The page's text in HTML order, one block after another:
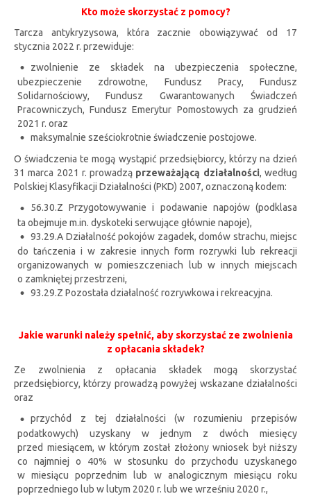
Kto może skorzystać z pomocy?
Tarcza antykryzysowa, która zacznie obowiązywać od 17
stycznia 2022 r. przewiduje:
zwolnienie ze składek na ubezpieczenia społeczne,
ubezpieczenie zdrowotne, Fundusz Pracy, Fundusz
Solidarnościowy, Fundusz Gwarantowanych Świadczeń
Pracowniczych, Fundusz Emerytur Pomostowych za grudzień
2021 r. oraz
maksymalnie sześciokrotnie świadczenie postojowe.
O świadczenia te mogą wystąpić przedsiębiorcy, którzy na dzień
31 marca 2021 r. prowadzą przeważającą działalności, według
Polskiej Klasyfikacji Działalności (PKD) 2007, oznaczoną kodem:
56.30.Z Przygotowywanie i podawanie napojów (podklasa
ta obejmuje m.in. dyskoteki serwujące głównie napoje),
93.29.A Działalność pokojów zagadek, domów strachu, miejsc
do tańczenia i w zakresie innych form rozrywki lub rekreacji
organizowanych w pomieszczeniach lub w innych miejscach
o zamkniętej przestrzeni,
93.29.Z Pozostała działalność rozrywkowa i rekreacyjna.
Jakie warunki należy spełnić, aby skorzystać ze zwolnienia
z opłacania składek?
Ze zwolnienia z opłacania składek mogą skorzystać
przedsiębiorcy, którzy prowadzą powyżej wskazane działalności
oraz
przychód z tej działalności (w rozumieniu przepisów
podatkowych) uzyskany w jednym z dwóch miesięcy
przed miesiącem, w którym został złożony wniosek był niższy
co najmniej o 40% w stosunku do przychodu uzyskanego
w miesiącu poprzednim lub w analogicznym miesiącu roku
poprzedniego lub w lutym 2020 r. lub we wrześniu 2020 r.,